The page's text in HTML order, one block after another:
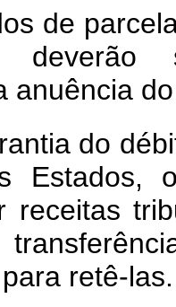
de
deverão
anuência
do
Estados,
receitas
retê-las.